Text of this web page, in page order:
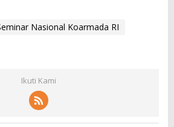
Nasional Koarmada RI
Ikuti Kami